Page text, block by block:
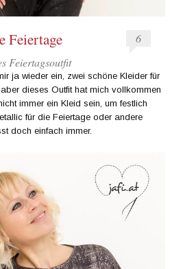
Feiertage
6
Feiertagsoutfit
ja wieder ein, zwei schöne Kleider für
dieses Outfit hat mich vollkommen
immer ein Kleid sein, um festlich
für die Feiertage oder andere
doch einfach immer.